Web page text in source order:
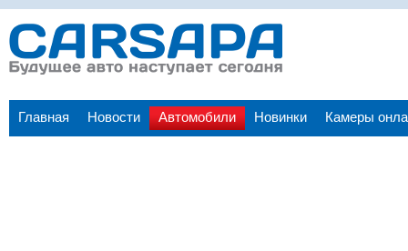
Главная Новости Автомобили Новинки Камеры